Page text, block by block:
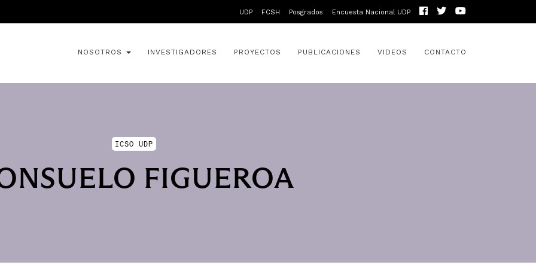
UDP FCSH Posgrados Encuesta Nacional UDP
NOSOTROS INVESTIGADORES PROYECTOS PUBLICACIONES VIDEOS CONTACTO
ICSO UDP
FIGUEROA